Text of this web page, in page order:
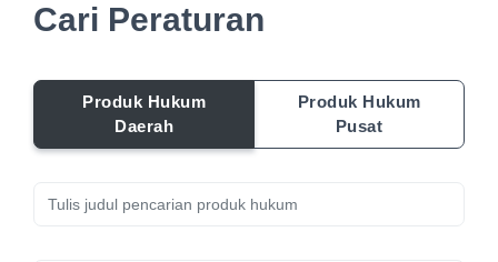
Cari Peraturan
Produk Hukum
Daerah
Produk Hukum
Pusat